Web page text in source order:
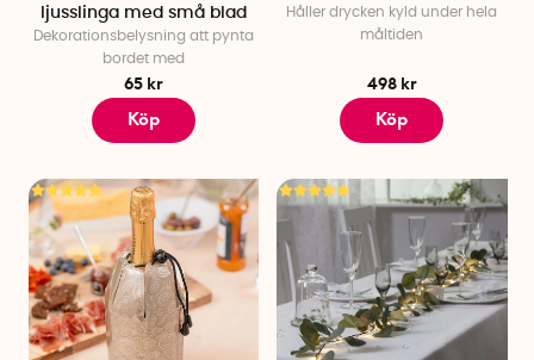
ljusslinga med små blad
Dekorationsbelysning att pynta
bordet med
65 kr
Köp
Håller drycken kyld under hela
måltiden
498 kr
Köp